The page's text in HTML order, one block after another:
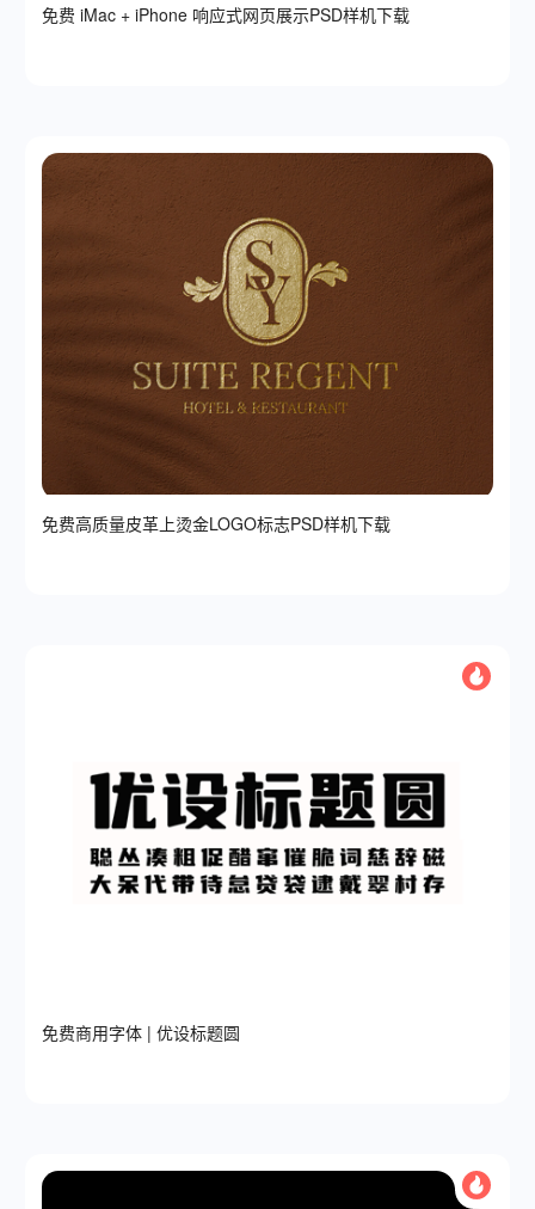
免费 iMac + iPhone 响应式网页展示PSD样机下载
免费高质量皮革上烫金LOGO标志PSD样机下载
免费商用字体 | 优设标题圆